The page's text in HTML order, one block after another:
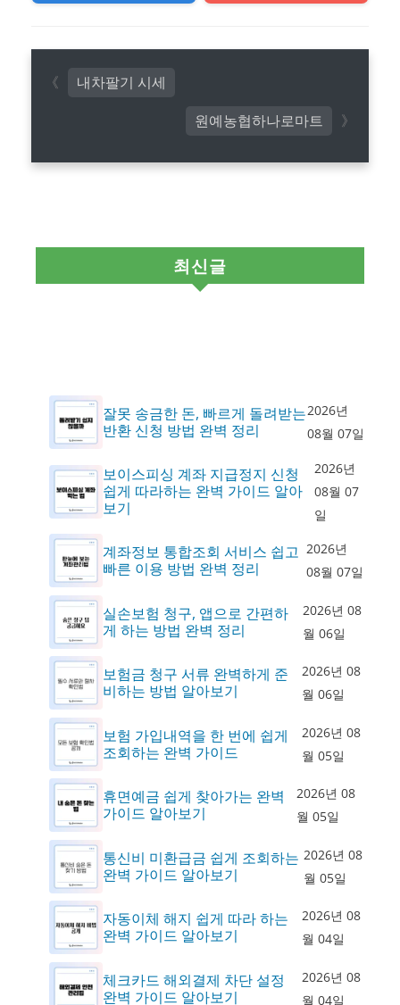
원예농협하나로마트
내차팔기 시세
최신글
잘못 송금한 돈, 빠르게 돌려받는
반환 신청 방법 완벽 정리
2026년
08월 07일
보이스피싱 계좌 지급정지 신청
쉽게 따라하는 완벽 가이드 알아
보기
2026년
08월 07
일
계좌정보 통합조회 서비스 쉽고
빠른 이용 방법 완벽 정리
2026년
08월 07일
실손보험 청구, 앱으로 간편하
게 하는 방법 완벽 정리
2026년 08
월 06일
보험금 청구 서류 완벽하게 준
비하는 방법 알아보기
2026년 08
월 06일
보험 가입내역을 한 번에 쉽게
조회하는 완벽 가이드
2026년 08
월 05일
휴면예금 쉽게 찾아가는 완벽
가이드 알아보기
2026년 08
월 05일
통신비 미환급금 쉽게 조회하는
완벽 가이드 알아보기
2026년 08
월 05일
자동이체 해지 쉽게 따라 하는
완벽 가이드 알아보기
2026년 08
월 04일
체크카드 해외결제 차단 설정
완벽 가이드 알아보기
2026년 08
월 04일